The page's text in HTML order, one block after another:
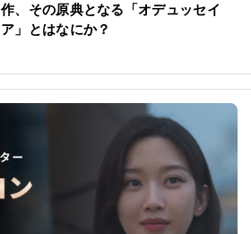
作、その原典となる「オデュッセイ
ア」とはなにか？